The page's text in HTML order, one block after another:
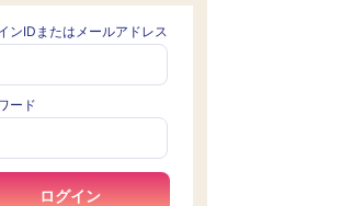
ンIDまたはメールアドレス
ード
ログイン